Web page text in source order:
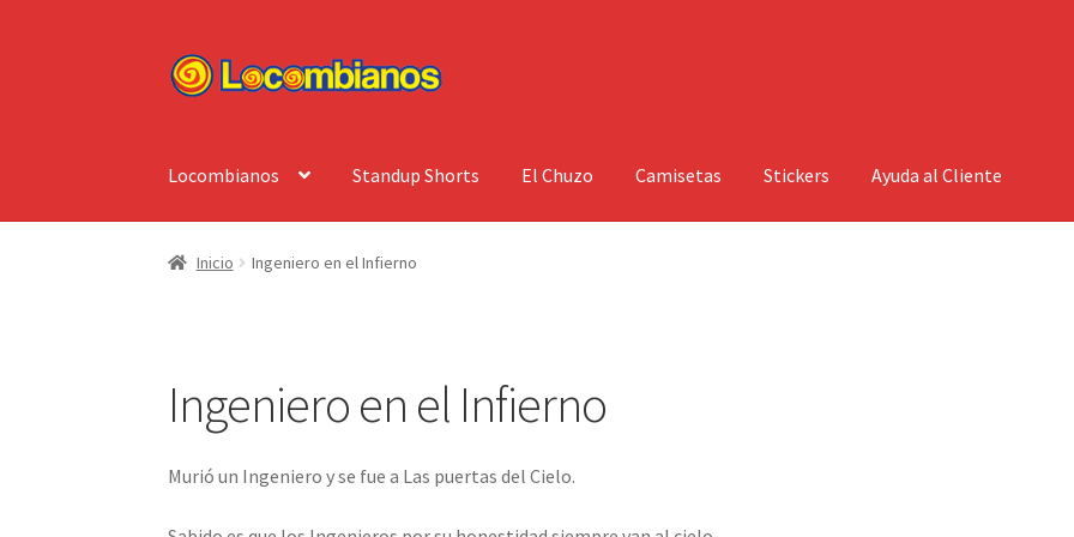
Ir
a
Ir
al
Locombianos Standup Shorts El Chuzo Camisetas Stickers Ayuda al Cliente
Inicio Ingeniero en el Infierno
Ingeniero en el Infierno
Murió un Ingeniero y se fue a Las puertas del Cielo.